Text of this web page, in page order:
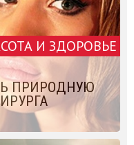
И ЗДОРОВЬЕ
ПРИРОДНУЮ